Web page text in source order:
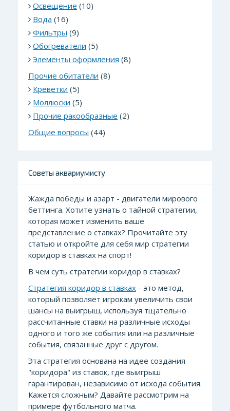
Освещение (10)
Вода (16)
Фильтры (9)
Обогреватели (5)
Элементы оформления (8)
Прочие обитатели (8)
Креветки (5)
Моллюски (5)
Прочие ракообразные (2)
Общие вопросы (44)
Советы аквариумисту
Жажда победы и азарт - двигатели мирового
беттинга. Хотите узнать о тайной стратегии,
которая может изменить ваше
представление о ставках? Прочитайте эту
статью и откройте для себя мир стратегии
коридор в ставках на спорт!
В чем суть стратегии коридор в ставках?
Стратегия коридор в ставках - это метод,
который позволяет игрокам увеличить свои
шансы на выигрыш, используя тщательно
рассчитанные ставки на различные исходы
одного и того же события или на различные
события, связанные друг с другом.
Эта стратегия основана на идее создания
"коридора" из ставок, где выигрыш
гарантирован, независимо от исхода события.
Кажется сложным? Давайте рассмотрим на
примере футбольного матча.